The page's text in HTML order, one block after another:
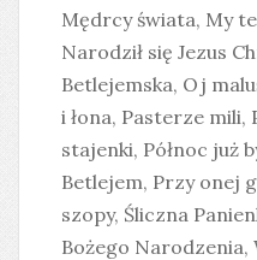
Mędrcy świata, My
Narodził się Jezus
Betlejemska, Oj
i łona, Pasterze mili,
stajenki, Północ już
Betlejem, Przy onej
szopy, Śliczna
Bożego Narodzenia,